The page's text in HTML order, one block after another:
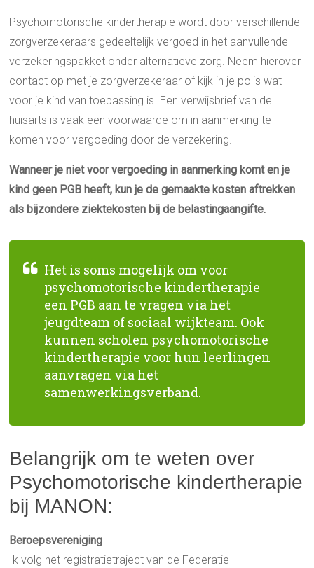
Psychomotorische kindertherapie wordt door verschillende
zorgverzekeraars gedeeltelijk vergoed in het aanvullende
verzekeringspakket onder alternatieve zorg. Neem hierover
contact op met je zorgverzekeraar of kijk in je polis wat
voor je kind van toepassing is. Een verwijsbrief van de
huisarts is vaak een voorwaarde om in aanmerking te
komen voor vergoeding door de verzekering.
Wanneer je niet voor vergoeding in aanmerking komt en je
kind geen PGB heeft, kun je de gemaakte kosten aftrekken
als bijzondere ziektekosten bij de belastingaangifte.
Het is soms mogelijk om voor
psychomotorische kindertherapie
een PGB aan te vragen via het
jeugdteam of sociaal wijkteam. Ook
kunnen scholen psychomotorische
kindertherapie voor hun leerlingen
aanvragen via het
samenwerkingsverband.
Belangrijk om te weten over
Psychomotorische kindertherapie
bij MANON:
Beroepsvereniging
Ik volg het registratietraject van de Federatie